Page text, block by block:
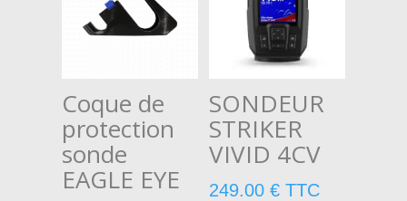
Coque de
protection
sonde
EAGLE EYE
SONDEUR
STRIKER
VIVID 4CV
249.00€ TTC